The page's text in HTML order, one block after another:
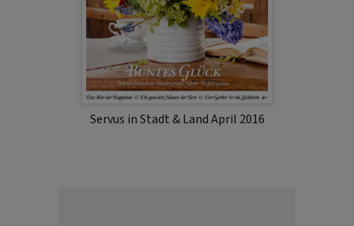
Servus in Stadt & Land April 2016